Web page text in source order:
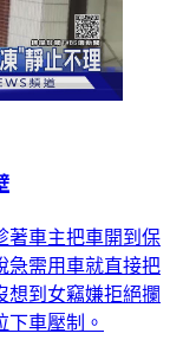
著車主把車開到保
急需用車就直接把
想到女竊嫌拒絕攔
車壓制。